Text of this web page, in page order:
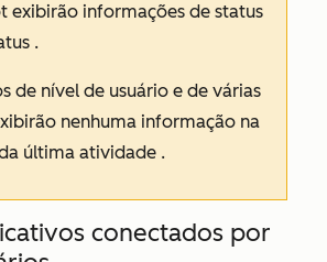
exibirão informações de status
.
de nível de usuário e de várias
nenhuma informação na
última atividade .
conectados por